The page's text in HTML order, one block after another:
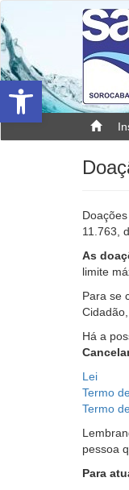
Barra de Ferramentas Aberta
11.763,
As
limite
Para se
Cidadão,
Há a
Lei
Termo
Termo
pessoa
Para